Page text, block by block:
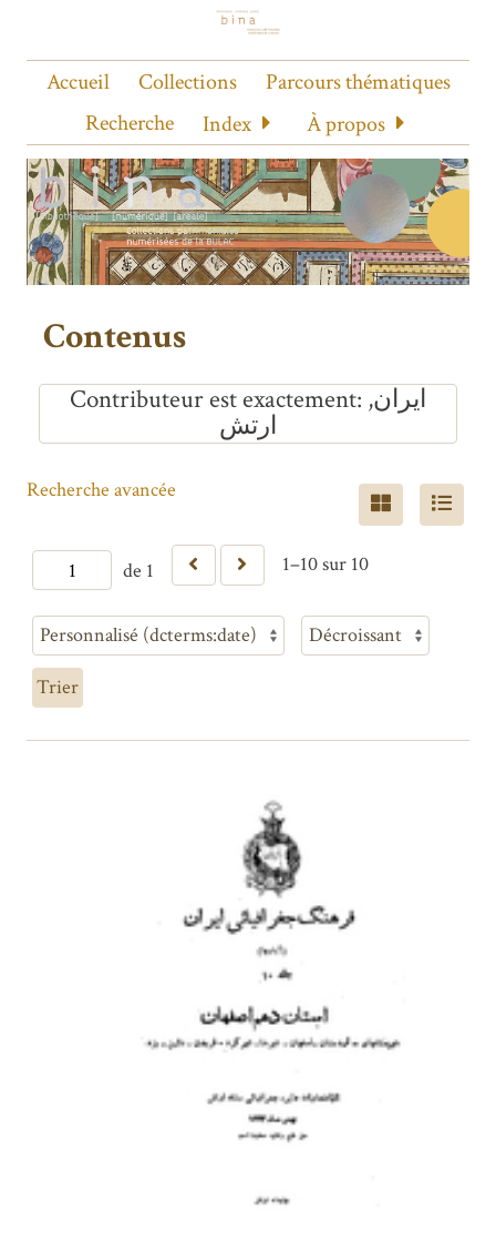
Accueil Collections
Parcours thématiques
Recherche
Index À propos
Contenus
Contributeur est exactement ايران,
ارتش
de 1 1–10 sur 10
Recherche avancée
Trier